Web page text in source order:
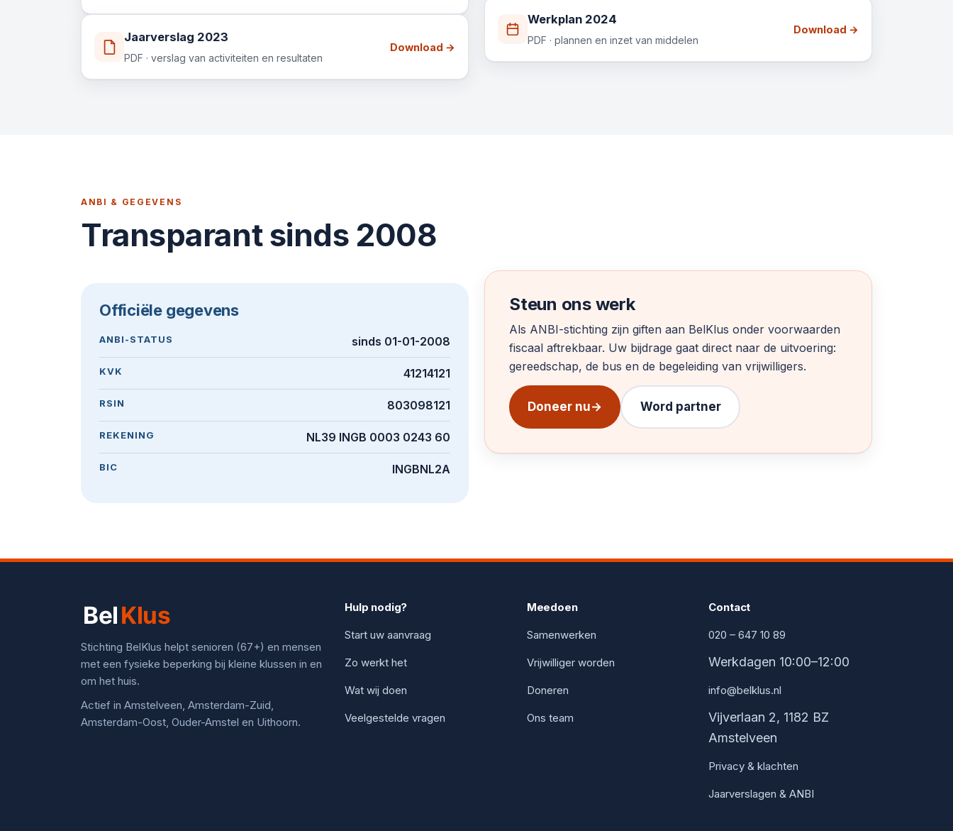
Jaarverslag 2023
PDF · verslag van activiteiten en resultaten
Download →
Werkplan 2024
PDF · plannen en inzet van middelen
Download →
ANBI & GEGEVENS
Transparant sinds 2008
Officiële gegevens
ANBI-STATUS sinds 01-01-2008
KVK 41214121
RSIN 803098121
REKENING NL39 INGB 0003 0243 60
BIC INGBNL2A
Steun ons werk
Als ANBI-stichting zijn giften aan BelKlus onder voorwaarden
fiscaal aftrekbaar. Uw bijdrage gaat direct naar de uitvoering:
gereedschap, de bus en de begeleiding van vrijwilligers.
Doneer nu→ Word partner
Stichting BelKlus helpt senioren (67+) en mensen
met een fysieke beperking bij kleine klussen in en
om het huis.
Actief in Amstelveen, Amsterdam-Zuid,
Amsterdam-Oost, Ouder-Amstel en Uithoorn.
Hulp nodig?
Start uw aanvraag
Zo werkt het
Wat wij doen
Veelgestelde vragen
Meedoen
Samenwerken
Vrijwilliger worden
Doneren
Ons team
Contact
020 – 647 10 89
Werkdagen 10:00–12:00
info@belklus.nl
Vijverlaan 2, 1182 BZ
Amstelveen
Privacy & klachten
Jaarverslagen & ANBI